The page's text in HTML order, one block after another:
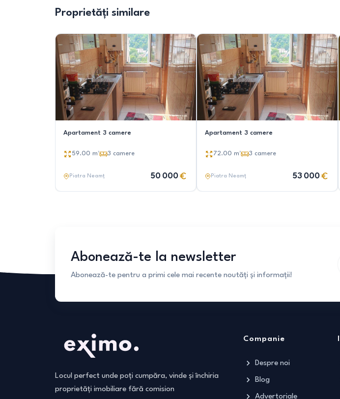
Proprietăți similare
Apartament 3 camere
59.00 m² 3 camere
Piatra Neamț 50 000
Apartament 3 camere
72.00 m² 3 camere
Piatra Neamț 53 000
Abonează-te la newsletter
Abonează-te pentru a primi cele mai recente noutăți și informații!
Locul perfect unde poți cumpăra, vinde și închiria
proprietăți imobiliare fără comision
Companie
Despre noi
Blog
Advertoriale